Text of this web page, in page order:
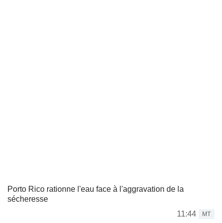
Porto Rico rationne l'eau face à l'aggravation de la
sécheresse
11:44
MT